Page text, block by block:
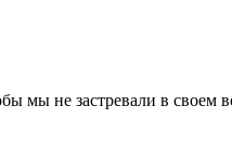
мы не застревали в